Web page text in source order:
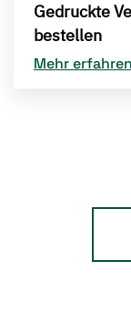
Gedruckte
bestellen
Mehr erfahren